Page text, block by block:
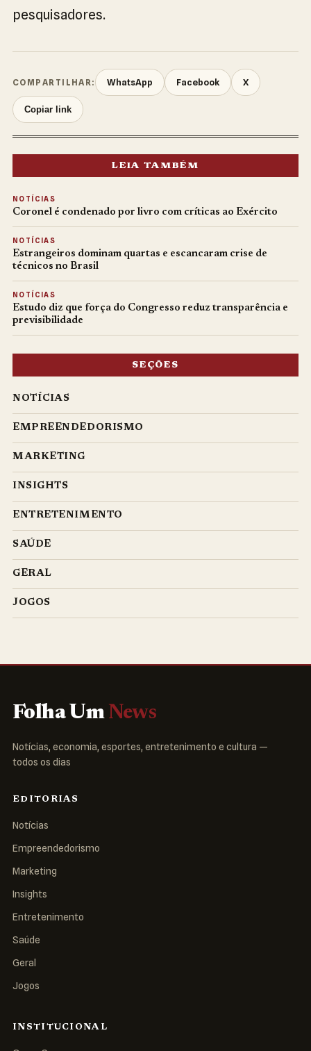
pesquisadores.
COMPARTILHAR: WhatsApp Facebook X
Copiar link
LEIA TAMBÉM
NOTÍCIAS
Coronel é condenado por livro com críticas ao Exército
NOTÍCIAS
Estrangeiros dominam quartas e escancaram crise de
técnicos no Brasil
NOTÍCIAS
Estudo diz que força do Congresso reduz transparência e
previsibilidade
SEÇÕES
NOTÍCIAS
EMPREENDEDORISMO
MARKETING
INSIGHTS
ENTRETENIMENTO
SAÚDE
GERAL
JOGOS
Folha Um News
Notícias, economia, esportes, entretenimento e cultura —
todos os dias
EDITORIAS
Notícias
Empreendedorismo
Marketing
Insights
Entretenimento
Saúde
Geral
Jogos
INSTITUCIONAL